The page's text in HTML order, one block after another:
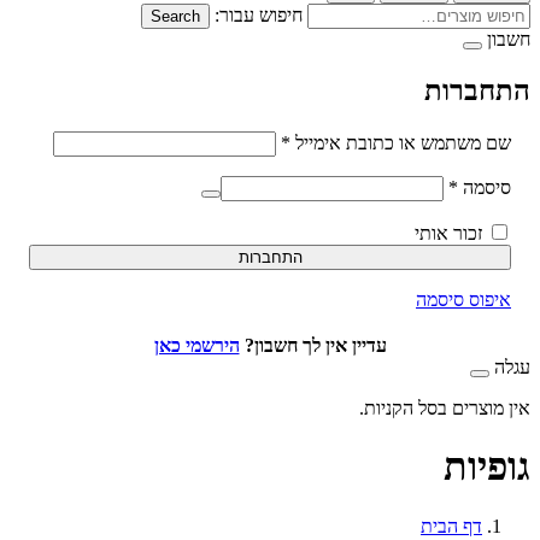
חיפוש עבור: Search
משתמש או כתובת אימייל*חובה
*חובה
זכור אותי
התחברות
סיסמה
עדיין אין לך חשבון?הירשמי כאן
בסל הקניות.
דף הבית